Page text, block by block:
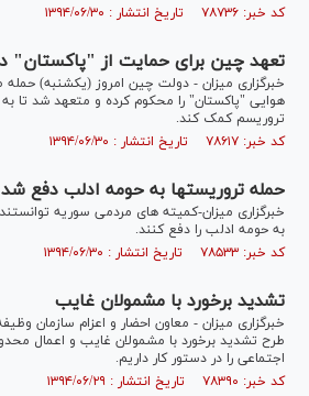
کد خبر: ۷۸۷۳۶ تاریخ انتشار : ۱۳۹۴/۰۶/۳۰
تعهد چین برای حمایت از "پاکستان"
خبرگزاری میزان - دولت چین امروز (یکشنبه) حمله
هوایی "پاکستان" را محکوم کرده و متعهد شد تا به
تروریسم کمک کند.
کد خبر: ۷۸۶۱۷ تاریخ انتشار : ۱۳۹۴/۰۶/۳۰
حمله تروریست‎ها به حومه ادلب دفع شد
خبرگزاری میزان-کمیته های مردمی سوریه
به حومه ادلب را دفع کنند.
کد خبر: ۷۸۵۳۳ تاریخ انتشار : ۱۳۹۴/۰۶/۳۰
تشدید برخورد با مشمولان غایب
خبرگزاری میزان - معاون احضار و اعزام سازمان
طرح تشدید برخورد با مشمولان غایب و اعمال
اجتماعی را در دستور کار داریم.
کد خبر: ۷۸۳۹۰ تاریخ انتشار : ۱۳۹۴/۰۶/۲۹